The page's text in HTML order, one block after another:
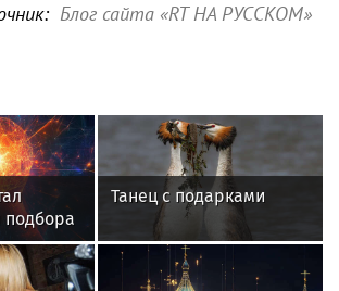
Блог сайта «RT НА РУССКОМ»
подбора
Танец с подарками